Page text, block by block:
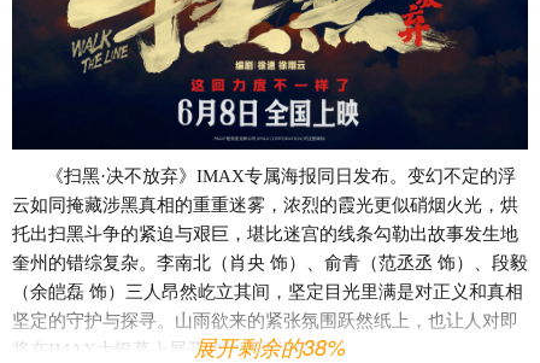
《扫黑·决不放弃》IMAX专属海报同日发布。变幻不定的浮
云如同掩藏涉黑真相的重重迷雾，浓烈的霞光更似硝烟火光，烘
托出扫黑斗争的紧迫与艰巨，堪比迷宫的线条勾勒出故事发生地
奎州的错综复杂。李南北（肖央 饰）、俞青（范丞丞 饰）、段毅
（余皑磊 饰）三人昂然屹立其间，坚定目光里满是对正义和真相
坚定的守护与探寻。山雨欲来的紧张氛围跃然纸上，也让人对即
将在IMAX大银幕上展开的故事更添期待。
展开剩余的38%